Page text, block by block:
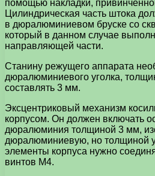
помощью накладки,
Цилиндрическая часть штока
в дюралюминиевом бруске со
который в данном случае
направляющей части.
Станину режущего аппарата
дюралюминиевого уголка,
составлять 3 мм.
Эксцентриковый механизм
корпусом. Он должен включать
дюралюминия толщиной 3 мм,
дюралюминиевую, но толщиной
элементы корпуса нужно
винтов М4.